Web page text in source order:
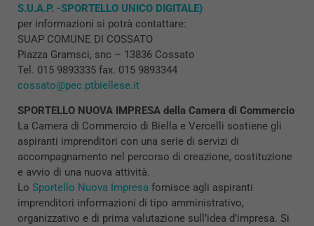
S.U.A.P. -SPORTELLO UNICO DIGITALE)
per informazioni si potrà contattare:
SUAP COMUNE DI COSSATO
Piazza Gramsci, snc – 13836 Cossato
Tel. 015 9893335 fax. 015 9893344
cossato@pec.ptbiellese.it
SPORTELLO NUOVA IMPRESA della Camera di Commercio
La Camera di Commercio di Biella e Vercelli sostiene gli
aspiranti imprenditori con una serie di servizi di
accompagnamento nel percorso di creazione, costituzione
e avvio di una nuova attività.
Lo Sportello Nuova Impresa fornisce agli aspiranti
imprenditori informazioni di tipo amministrativo,
organizzativo e di prima valutazione sull’idea d’impresa. Si